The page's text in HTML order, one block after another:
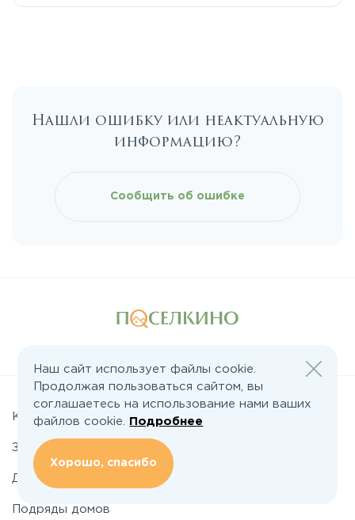
Каширское
Можайское
Новорязанское
Носовихинское
Нашли ошибку или неактуальную
информацию?
Сообщить об ошибке
Коттеджные поселки
Земельные участки
Дома
Подряды домов
Наш сайт использует файлы cookie.
Продолжая пользоваться сайтом, вы
соглашаетесь на использование нами ваших
файлов cookie.
Подробнее
Хорошо, спасибо